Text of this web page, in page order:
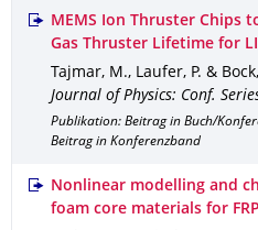
MEMS Ion Thruster Chips
Gas Thruster Lifetime for
Tajmar, M., Laufer, P. &
Journal of Physics: Conf.
Publikation: Beitrag in Buch/
Beitrag in Konferenzband
Nonlinear modelling and
foam core materials for